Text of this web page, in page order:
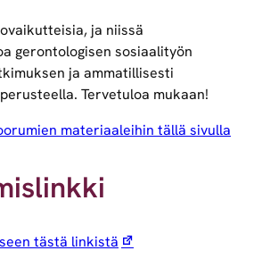
ja niissä
gerontologisen sosiaalityön
ja ammatillisesti
Tervetuloa mukaan!
materiaaleihin tällä sivulla
tästä linkistä